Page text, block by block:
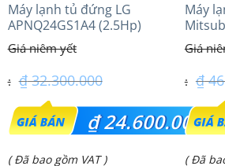
Máy lạnh tủ đứng LG
APNQ24GS1A4 (2.5Hp)
Inverter
₫32.300.000
Giá
gốc
là:
₫24.600.000
Giá
( Đã bao gồm VAT )
Máy
– 1 Pha
₫
Giá
gốc
là:
Giá
( Đã